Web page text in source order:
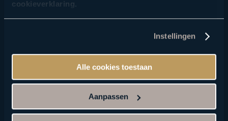
cookieverklaring.
Instellingen
Alle cookies toestaan
Aanpassen
Geopend van 13:00 - 20:00 uur.